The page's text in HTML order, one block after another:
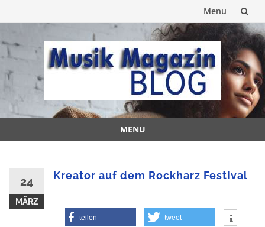
Menu
to
content
MENU
24
MÄRZ
Kreator auf dem Rockharz Festival
teilen tweet